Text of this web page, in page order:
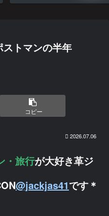
トマンの半年
コピー
2026.07.06
・旅行が大好き革ジ
@jackjas41です＊